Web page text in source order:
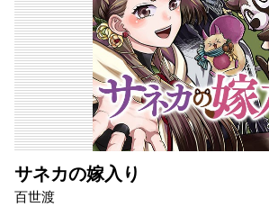
サネカの嫁入り
百世渡